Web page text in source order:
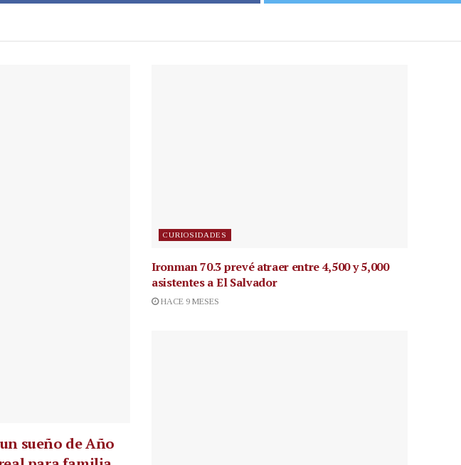
sueño de Año
CURIOSIDADES
Ironman 70.3 prevé atraer entre 4,500 y 5,000
asistentes a El Salvador
HACE 9 MESES